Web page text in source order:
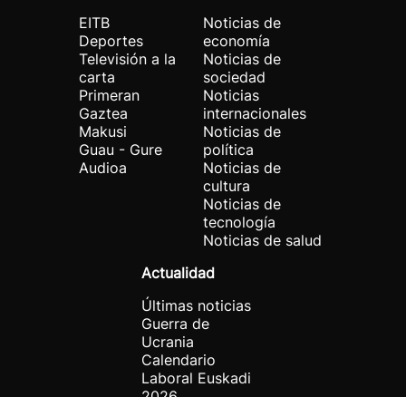
EITB
Deportes
Televisión a la
carta
Primeran
Gaztea
Makusi
Guau - Gure
Audioa
Noticias de
economía
Noticias de
sociedad
Noticias
internacionales
Noticias de
política
Noticias de
cultura
Noticias de
tecnología
Noticias de salud
Actualidad
Últimas noticias
Guerra de
Ucrania
Calendario
Laboral Euskadi